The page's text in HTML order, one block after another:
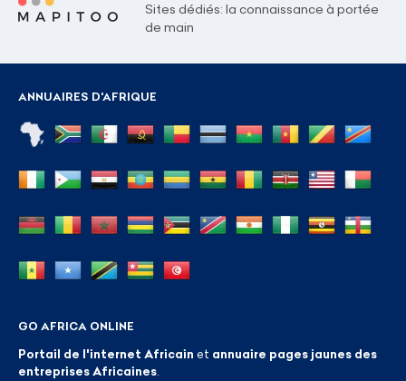
Sites dédiés: la connaissance à portée
de main
ANNUAIRES D'AFRIQUE
GO AFRICA ONLINE
Portail de l'internet Africain et annuaire pages jaunes des
entreprises Africaines